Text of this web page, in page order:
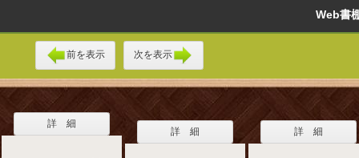
Web
前を表示 次を表示
詳 細
詳 細 詳 細